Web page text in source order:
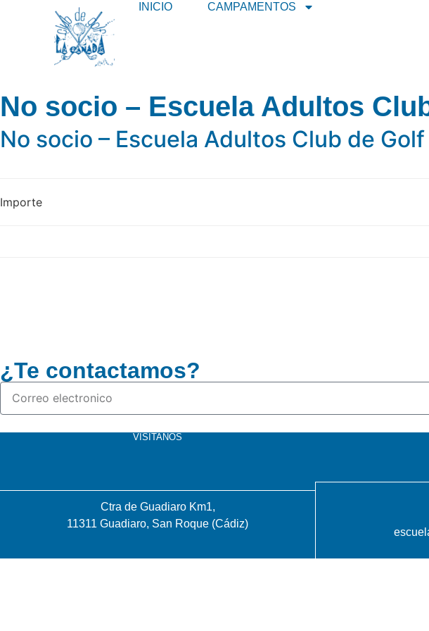
INICIO CAMPAMENTOS
No socio – Escuela Adultos
No socio – Escuela Adultos Club de
Importe
¿Te contactamos?
VISÍTANOS
Ctra de Guadiaro Km1,
11311 Guadiaro, San Roque (Cádiz)